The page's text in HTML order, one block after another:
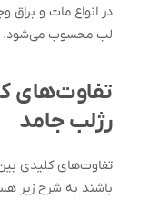
در انواع مات و براق
لب محسوب می‌شود.
تفاوت‌های
رژلب جامد
باشند به شرح زیر